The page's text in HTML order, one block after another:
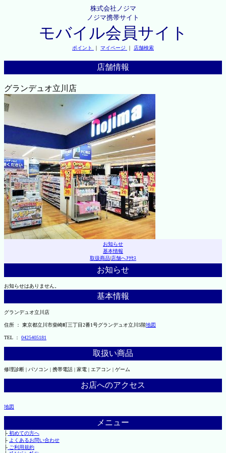
株式会社ノジマ
ノジマ携帯サイト
モバイル会員サイト
ポイント ｜ マイページ ｜ 店舗検索
店舗情報
グランデュオ立川店
お知らせ
基本情報
取扱商品|店舗へｱｸｾｽ
お知らせ
お知らせはありません。
基本情報
グランデュオ立川店
住所 ： 東京都立川市柴崎町三丁目2番1号グランデュオ立川5階地図
TEL ： 0425405181
取扱い商品
修理診断 | パソコン | 携帯電話 | 家電 | エアコン | ゲーム
お店へのアクセス
地図
メニュー
├初めての方へ
├ よくあるお問い合わせ
├ご利用規約